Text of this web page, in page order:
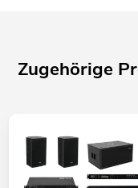
Zugehörige